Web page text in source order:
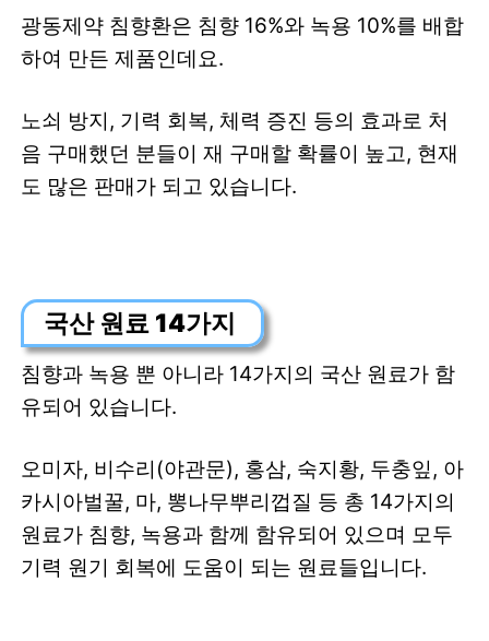
광동제약 침향환은 침향 16%와 녹용 10%를 배합
하여 만든 제품인데요.
노쇠 방지, 기력 회복, 체력 증진 등의 효과로 처
음 구매했던 분들이 재 구매할 확률이 높고, 현재
도 많은 판매가 되고 있습니다.
국산 원료 14가지
침향과 녹용 뿐 아니라 14가지의 국산 원료가 함
유되어 있습니다.
오미자, 비수리(야관문), 홍삼, 숙지황, 두충잎, 아
카시아벌꿀, 마, 뽕나무뿌리껍질 등 총 14가지의
원료가 침향, 녹용과 함께 함유되어 있으며 모두
기력 원기 회복에 도움이 되는 원료들입니다.